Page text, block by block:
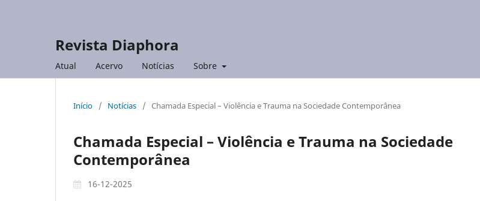
Revista Diaphora
Atual Acervo Notícias Sobre
Início / Notícias / Chamada Especial – Violência e Trauma na Sociedade Contemporânea
Chamada Especial – Violência e Trauma na Sociedade
Contemporânea
16-12-2025